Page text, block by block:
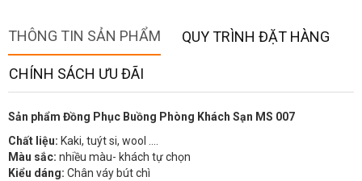
THÔNG TIN SẢN PHẨM QUY TRÌNH ĐẶT HÀNG
CHÍNH SÁCH ƯU ĐÃI
Sản phẩm Đồng Phục Buồng Phòng Khách Sạn MS 007
Chất liệu: Kaki, tuýt si, wool ….
Màu sắc: nhiều màu- khách tự chọn
Kiểu dáng: Chân váy bút chì